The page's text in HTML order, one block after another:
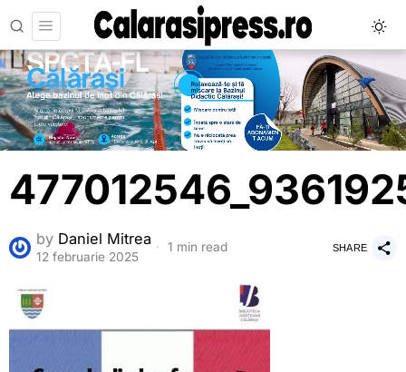
by Daniel Mitrea
12 februarie 2025
1 min read SHARE